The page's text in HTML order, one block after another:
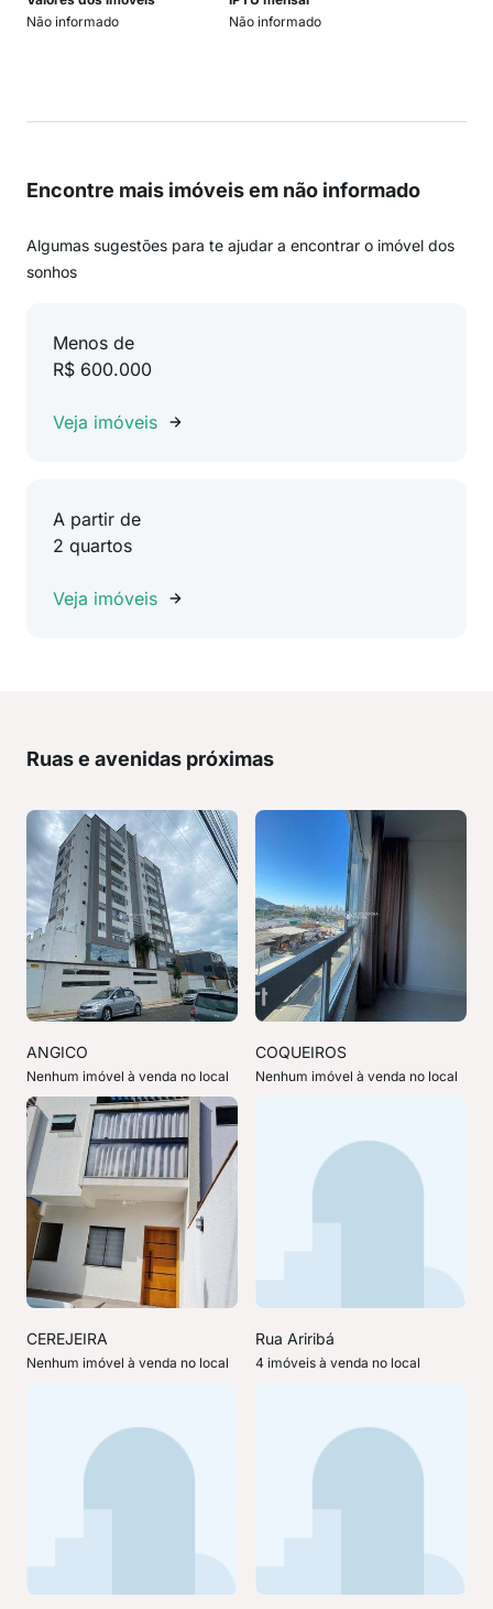
Não informado
Não informado
Encontre mais imóveis em não informado
Algumas sugestões para te ajudar a encontrar o imóvel dos
sonhos
Menos de
R$ 600.000
Veja imóveis
A partir de
2 quartos
Veja imóveis
Ruas e avenidas próximas
ANGICO
Nenhum imóvel à venda no local
COQUEIROS
Nenhum imóvel à venda no local
CEREJEIRA
Nenhum imóvel à venda no local
Rua Ariribá
4 imóveis à venda no local